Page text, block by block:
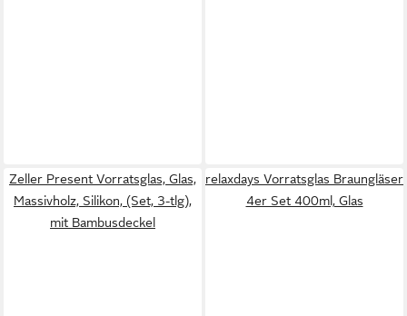
Zeller Present Vorratsglas, Glas,
Massivholz, Silikon, (Set, 3-tlg),
mit Bambusdeckel
relaxdays Vorratsglas Braungläser
4er Set 400ml, Glas